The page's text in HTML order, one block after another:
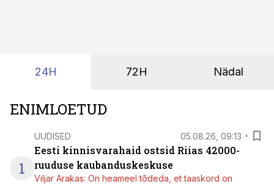
24H 72H Nädal
ENIMLOETUD
1
UUDISED 05.08.26, 09:13
Eesti kinnisvarahaid ostsid Riias 42000-
ruuduse kaubanduskeskuse
Viljar Arakas: On heameel tõdeda, et taaskord on